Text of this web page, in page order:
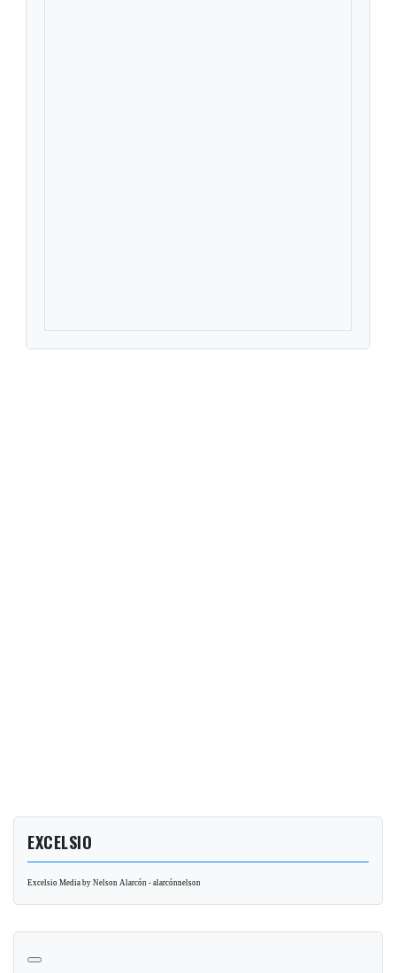
EXCELSIO
Excelsio Media by Nelson Alarcón - alarcónnelson